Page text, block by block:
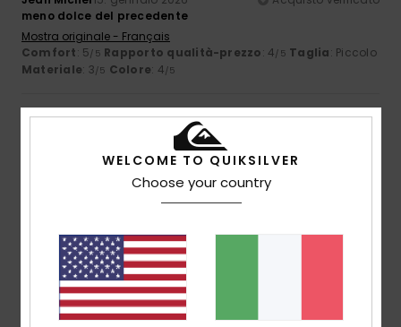
meno dolce del precedente
Mostra originale - Français
Comfort: 5/5 Rapporto qualità-prezzo: 4/5 Taglia: Piccolo
Materiale: 3/5 Colore: 4/5
5/5
bellissimo
Mostra originale - Français
Comfort: 5/5 Rapporto qualità-prezzo
perfettaMateriale: 5/5 Colore
Consiglio questo prodotto
WELCOME TO QUIKSILVER
Choose your country